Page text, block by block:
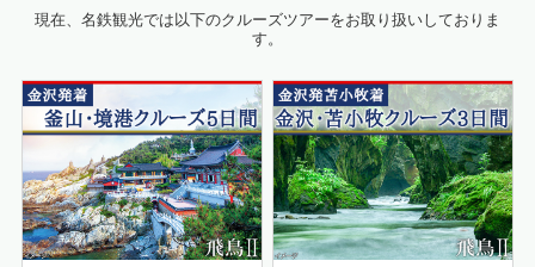
現在、名鉄観光では以下のクルーズツアーをお取り扱いしておりま
す。
詳細はこちら